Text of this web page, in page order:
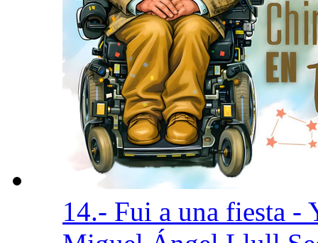
14.- Fui a una fiesta -